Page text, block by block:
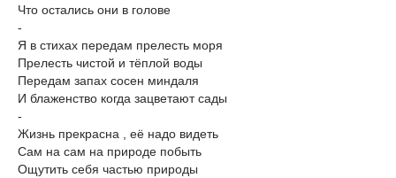
Что остались они в голове
-
Я в стихах передам прелесть моря
Прелесть чистой и тёплой воды
Передам запах сосен миндаля
И блаженство когда зацветают сады
-
Жизнь прекрасна , её надо видеть
Сам на сам на природе побыть
Ощутить себя частью природы